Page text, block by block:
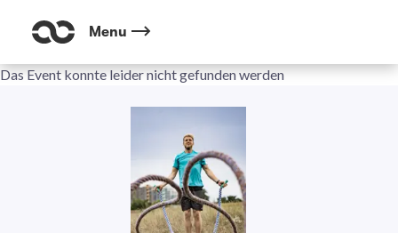
Menu
Das Event konnte leider nicht gefunden werden